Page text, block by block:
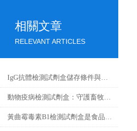
相關文章
RELEVANT ARTICLES
IgG抗體檢測試劑盒儲存條件與有效期管理
動物疫病檢測試劑盒：守護畜牧業健康
黃曲霉毒素B1檢測試劑盒是食品安全的新工具